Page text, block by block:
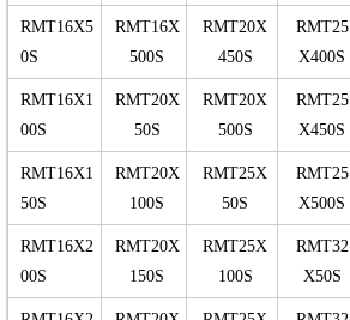
RMT16X5
0S
RMT16X
500S
RMT20X
450S
RMT25
X400S
RMT16X1
00S
RMT20X
50S
RMT20X
500S
RMT25
X450S
RMT16X1
50S
RMT20X
100S
RMT25X
50S
RMT25
X500S
RMT16X2
00S
RMT20X
150S
RMT25X
100S
RMT32
X50S